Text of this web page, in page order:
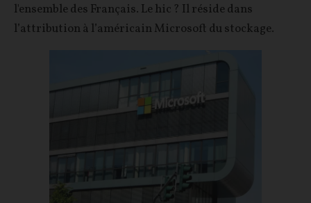
l'ensemble des Français. Le hic ? Il réside dans
l’attribution à l’américain Microsoft du stockage.